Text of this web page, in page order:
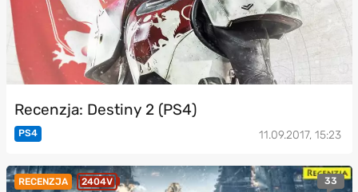
Recenzja: Destiny 2 (PS4)
PS4 11.09.2017, 15:23
RECENZJA 2404V 33